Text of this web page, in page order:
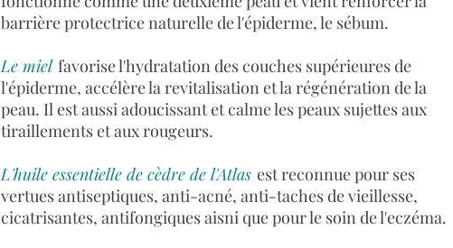
barrière protectrice naturelle de l'épiderme, le sébum.
Le miel favorise l'hydratation des couches supérieures de
l'épiderme, accélère la revitalisation et la régénération de la
peau. Il est aussi adoucissant et calme les peaux sujettes aux
tiraillements et aux rougeurs.
L'huile essentielle de cèdre de l'Atlas est reconnue pour ses
vertues antiseptiques, anti-acné, anti-taches de vieillesse,
cicatrisantes, antifongiques aisni que pour le soin de l'eczéma.